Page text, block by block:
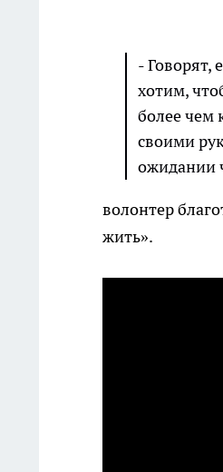
- Говорят,
хотим,
более чем
своими
ожидании
волонтер
жить».